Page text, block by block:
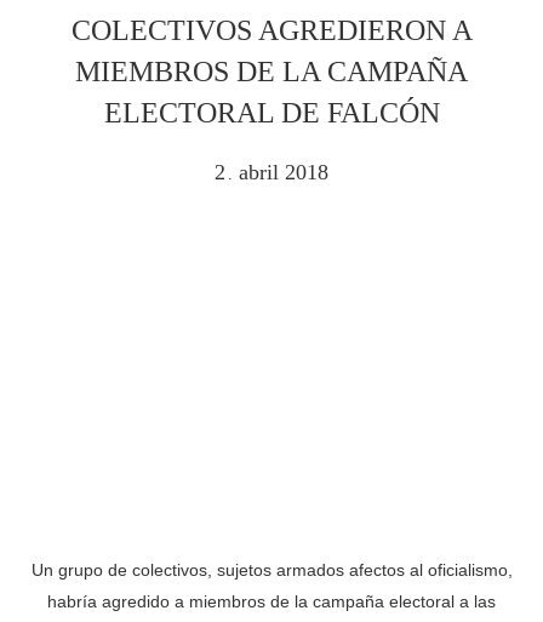
COLECTIVOS AGREDIERON A
MIEMBROS DE LA CAMPAÑA
ELECTORAL DE FALCÓN
2 . abril 2018
Un grupo de colectivos, sujetos armados afectos al oficialismo,
habría agredido a miembros de la campaña electoral a las